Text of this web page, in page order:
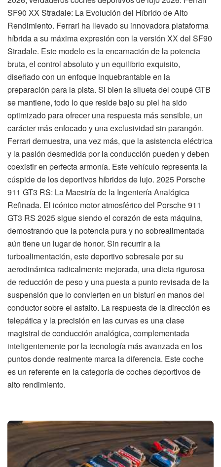
SF90 XX Stradale: La Evolución del Híbrido de Alto
Rendimiento. Ferrari ha llevado su innovadora plataforma
híbrida a su máxima expresión con la versión XX del SF90
Stradale. Este modelo es la encarnación de la potencia
bruta, el control absoluto y un equilibrio exquisito,
diseñado con un enfoque inquebrantable en la
preparación para la pista. Si bien la silueta del coupé GTB
se mantiene, todo lo que reside bajo su piel ha sido
optimizado para ofrecer una respuesta más sensible, un
carácter más enfocado y una exclusividad sin parangón.
Ferrari demuestra, una vez más, que la asistencia eléctrica
y la pasión desmedida por la conducción pueden y deben
coexistir en perfecta armonía. Este vehículo representa la
cúspide de los deportivos híbridos de lujo. 2025 Porsche
911 GT3 RS: La Maestría de la Ingeniería Analógica
Refinada. El icónico motor atmosférico del Porsche 911
GT3 RS 2025 sigue siendo el corazón de esta máquina,
demostrando que la potencia pura y no sobrealimentada
aún tiene un lugar de honor. Sin recurrir a la
turboalimentación, este deportivo sobresale por su
aerodinámica radicalmente mejorada, una dieta rigurosa
de reducción de peso y una puesta a punto revisada de la
suspensión que lo convierten en un bisturí en manos del
conductor sobre el asfalto. La respuesta de la dirección es
telepática y la precisión en las curvas es una clase
magistral de conducción analógica, complementada
inteligentemente por la tecnología más avanzada en los
puntos donde realmente marca la diferencia. Este coche
es un referente en la categoría de coches deportivos de
alto rendimiento.